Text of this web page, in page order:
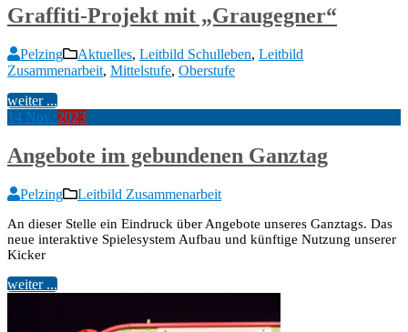
Graffiti-Projekt mit „Graugegner“
Pelzing Aktuelles, Leitbild Schulleben, Leitbild
Zusammenarbeit, Mittelstufe, Oberstufe
weiter ...
14 Nov. 2023
Angebote im gebundenen Ganztag
Pelzing Leitbild Zusammenarbeit
An dieser Stelle ein Eindruck über Angebote unseres Ganztags. Das
neue interaktive Spielesystem Aufbau und künftige Nutzung unserer
Kicker
weiter ...